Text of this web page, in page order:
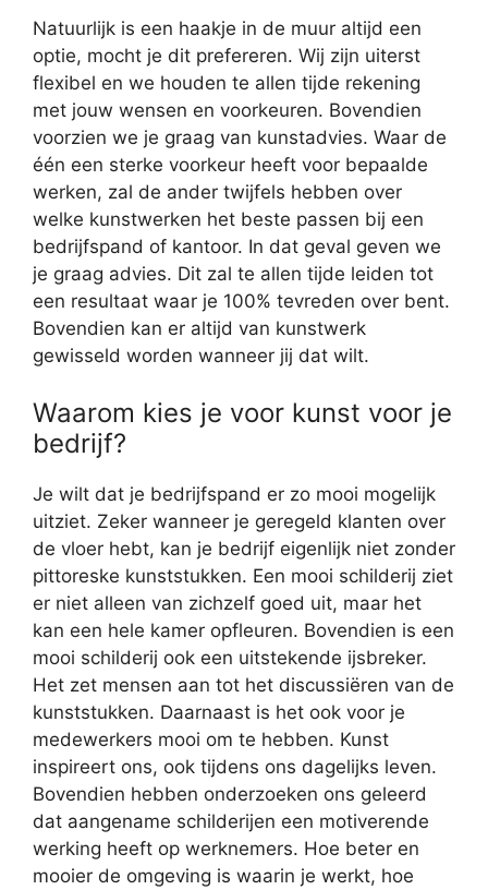
Natuurlijk is een haakje in de muur altijd een
optie, mocht je dit prefereren. Wij zijn uiterst
flexibel en we houden te allen tijde rekening
met jouw wensen en voorkeuren. Bovendien
voorzien we je graag van kunstadvies. Waar de
één een sterke voorkeur heeft voor bepaalde
werken, zal de ander twijfels hebben over
welke kunstwerken het beste passen bij een
bedrijfspand of kantoor. In dat geval geven we
je graag advies. Dit zal te allen tijde leiden tot
een resultaat waar je 100% tevreden over bent.
Bovendien kan er altijd van kunstwerk
gewisseld worden wanneer jij dat wilt.
Waarom kies je voor kunst voor je
bedrijf?
Je wilt dat je bedrijfspand er zo mooi mogelijk
uitziet. Zeker wanneer je geregeld klanten over
de vloer hebt, kan je bedrijf eigenlijk niet zonder
pittoreske kunststukken. Een mooi schilderij ziet
er niet alleen van zichzelf goed uit, maar het
kan een hele kamer opfleuren. Bovendien is een
mooi schilderij ook een uitstekende ijsbreker.
Het zet mensen aan tot het discussiëren van de
kunststukken. Daarnaast is het ook voor je
medewerkers mooi om te hebben. Kunst
inspireert ons, ook tijdens ons dagelijks leven.
Bovendien hebben onderzoeken ons geleerd
dat aangename schilderijen een motiverende
werking heeft op werknemers. Hoe beter en
mooier de omgeving is waarin je werkt, hoe